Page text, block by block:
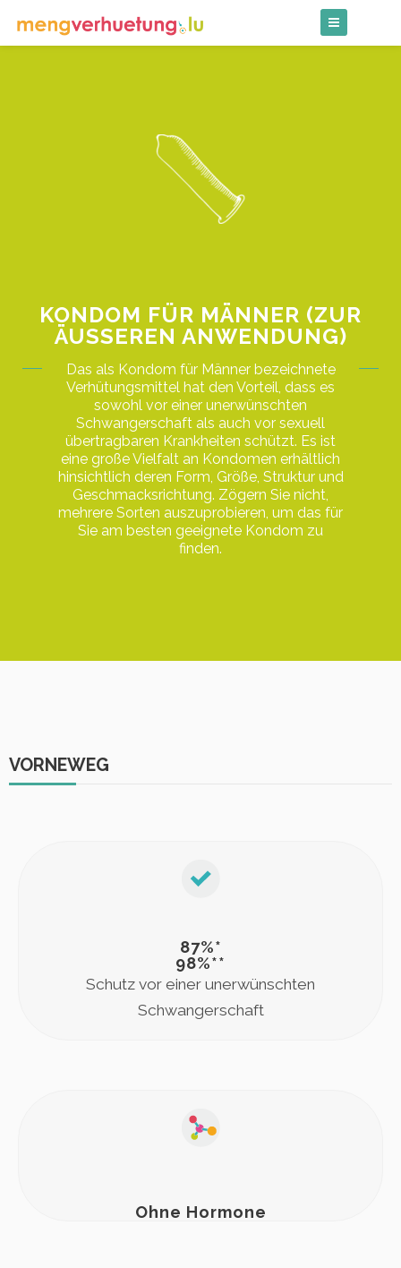
content
KONDOM FÜR MÄNNER (ZUR
ÄUSSEREN ANWENDUNG)
Das als Kondom für Männer bezeichnete
Verhütungsmittel hat den Vorteil, dass es
sowohl vor einer unerwünschten
Schwangerschaft als auch vor sexuell
übertragbaren Krankheiten schützt. Es ist
eine große Vielfalt an Kondomen erhältlich
hinsichtlich deren Form, Größe, Struktur und
Geschmacksrichtung. Zögern Sie nicht,
mehrere Sorten auszuprobieren, um das für
Sie am besten geeignete Kondom zu
finden.
VORNEWEG
87%*
98%**
Schutz vor einer unerwünschten
Schwangerschaft
Ohne Hormone